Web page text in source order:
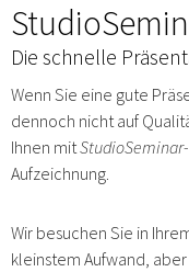
Die schnelle
Wenn Sie eine gute
dennoch nicht auf
Ihnen mit
Aufzeichnung.
Wir besuchen Sie in
kleinstem Aufwand,